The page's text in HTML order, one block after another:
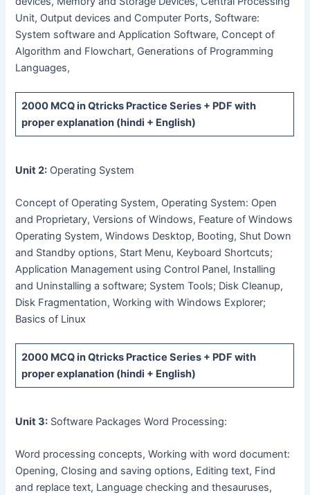
Unit, Output devices and Computer Ports, Software:
System software and Application Software, Concept of
Algorithm and Flowchart, Generations of Programming
Languages,
2000 MCQin Qtricks Practice Series + PDF with
proper explanation (hindi + English)
Unit 2: Operating System
Concept of Operating System, Operating System: Open
and Proprietary, Versions of Windows, Feature of Windows
Operating System, Windows Desktop, Booting, Shut Down
and Standby options, Start Menu, Keyboard Shortcuts;
Application Management using Control Panel, Installing
and Uninstalling a software; System Tools; Disk Cleanup,
Disk Fragmentation, Working with Windows Explorer;
Basics of Linux
2000 MCQin Qtricks Practice Series + PDF with
proper explanation (hindi + English)
Unit 3: Software Packages Word Processing:
Word processing concepts, Working with word document:
Opening, Closing and saving options, Editing text, Find
and replace text, Language checking and thesauruses,